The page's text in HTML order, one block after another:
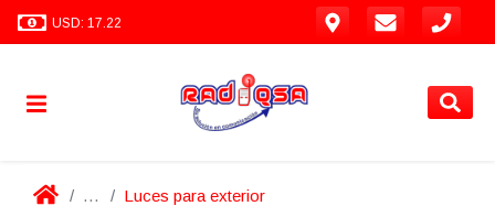
USD: 17.22
... Luces para exterior